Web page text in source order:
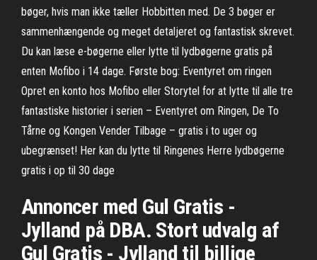
bøger, hvis man ikke tæller Hobbitten med. De 3 bøger er
sammenhængende og meget detaljeret og fantastisk skrevet.
Du kan læse e-bøgerne eller lytte til lydbøgerne gratis på
enten Mofibo i 14 dage. Første bog: Eventyret om ringen
Opret en konto hos Mofibo eller Storytel for at lytte til alle tre
fantastiske historier i serien – Eventyret om Ringen, De To
Tårne og Kongen Vender Tilbage – gratis i to uger og
ubegrænset! Her kan du lytte til Ringenes Herre lydbøgerne
gratis i op til 30 dage
Annoncer med Gul Gratis -
Jylland på DBA. Stort udvalg af
Gul Gratis - Jylland til billige